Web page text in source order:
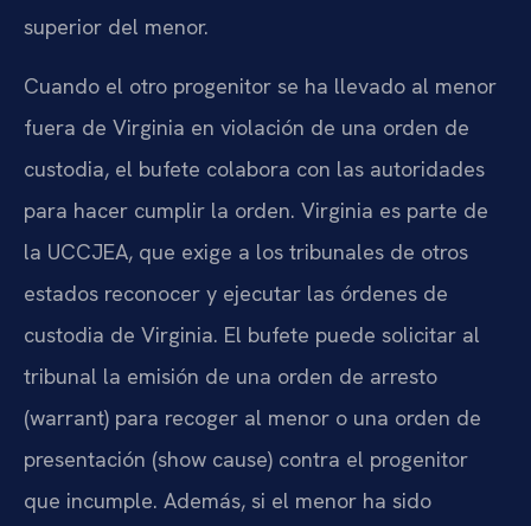
superior del menor.
Cuando el otro progenitor se ha llevado al menor
fuera de Virginia en violación de una orden de
custodia, el bufete colabora con las autoridades
para hacer cumplir la orden. Virginia es parte de
la UCCJEA, que exige a los tribunales de otros
estados reconocer y ejecutar las órdenes de
custodia de Virginia. El bufete puede solicitar al
tribunal la emisión de una orden de arresto
(warrant) para recoger al menor o una orden de
presentación (show cause) contra el progenitor
que incumple. Además, si el menor ha sido